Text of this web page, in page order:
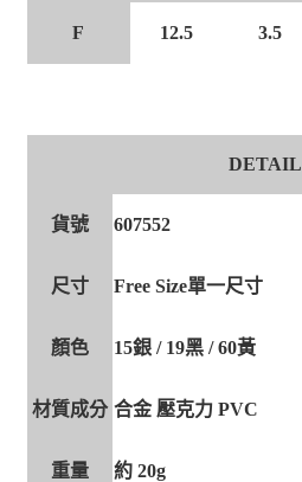
F 12.5 3.5
DETAIL
貨號 607552
尺寸 Free Size單一尺寸
顏色 15銀 / 19黑 / 60黃
材質成分 合金 壓克力 PVC
重量 約 20g